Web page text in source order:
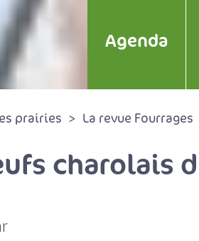
Agenda
prairies La revue Fourrages
charolais